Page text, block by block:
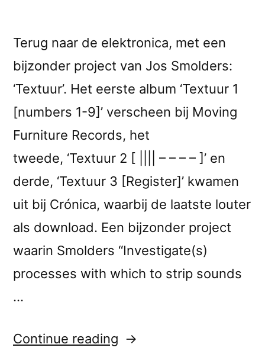
Terug naar de elektronica, met een
bijzonder project van Jos Smolders:
‘Textuur’. Het eerste album ‘Textuur 1
[numbers 1​-​9]’ verscheen bij Moving
Furniture Records, het
tweede, ‘Textuur 2 [ |​|​|​| – – – – ]’ en
derde, ‘Textuur 3 [Register]’ kwamen
uit bij Crónica, waarbij de laatste louter
als download. Een bijzonder project
waarin Smolders “Investigate(s)
processes with which to strip sounds
…
Continue reading “Jos